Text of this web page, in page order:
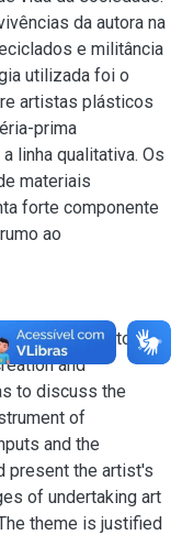
da autora na
e militância
utilizada foi o
artistas plásticos
prima
linha qualitativa. Os
materiais
forte componente
ao
central scope to
and
to discuss the
of
and the
present the artist's
of undertaking art
theme is justified